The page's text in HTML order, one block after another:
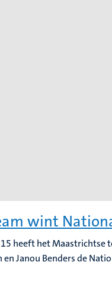
wint
heeft het Maastrichtse
en Janou Benders de